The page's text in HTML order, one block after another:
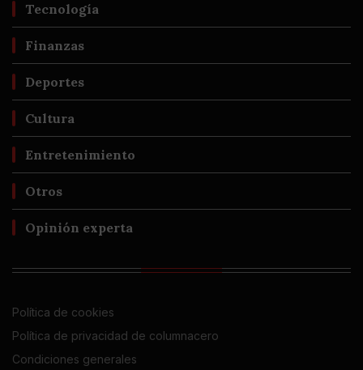
Tecnología
Finanzas
Deportes
Cultura
Entretenimiento
Otros
Opinión experta
Política de cookies
Política de privacidad de columnacero
Condiciones generales